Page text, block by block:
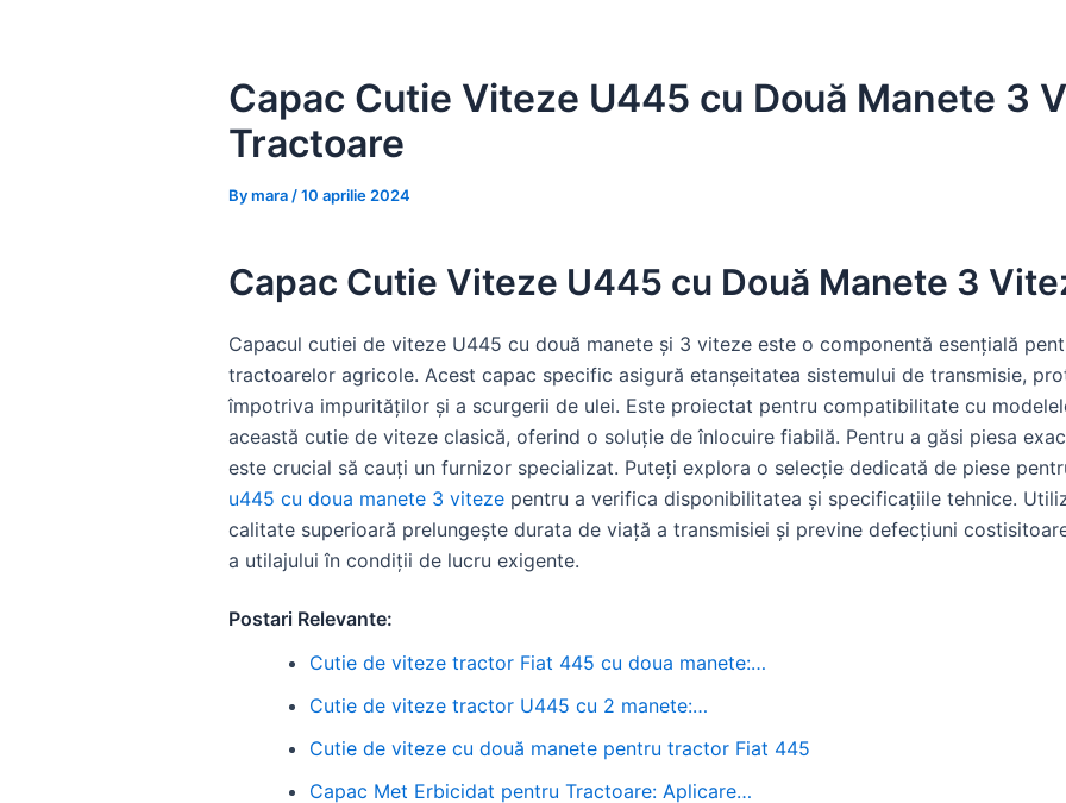
Capac Cutie Viteze U445 cu Două Manete 3
Tractoare
Bymara /10 aprilie 2024
Capac Cutie Viteze U445 cu Două Manete 3
Capacul cutiei de viteze U445 cu două manete și 3 viteze este o componentă esențială
tractoarelor agricole. Acest capac specific asigură etanșeitatea sistemului de transmisie,
împotriva impurităților și a scurgerii de ulei. Este proiectat pentru compatibilitate cu
această cutie de viteze clasică, oferind o soluție de înlocuire fiabilă. Pentru a găsi piesa
este crucial să cauți un furnizor specializat. Puteți explora o selecție dedicată de piese
u445 cu doua manete 3 viteze pentru a verifica disponibilitatea și specificațiile tehnice.
calitate superioară prelungește durata de viață a transmisiei și previne defecțiuni
a utilajului în condiții de lucru exigente.
Postari Relevante:
Cutie de viteze tractor Fiat 445 cu doua manete:…
Cutie de viteze tractor U445 cu 2 manete:…
Cutie de viteze cu două manete pentru tractor Fiat 445
Capac Met Erbicidat pentru Tractoare: Aplicare…